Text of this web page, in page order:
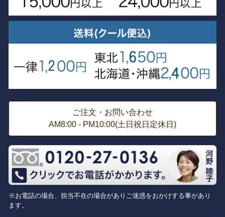
ご注文・お問い合わせ
AM8:00 - PM10:00(土日祝日定休日)
※お電話の場合、担当不在の場合がありご迷惑をおかけする事があり
ます。